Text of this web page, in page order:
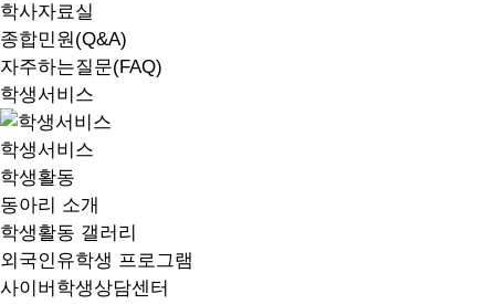
학사자료실
종합민원(Q&A)
자주하는질문(FAQ)
학생서비스
학생서비스
학생활동
동아리 소개
학생활동 갤러리
외국인유학생 프로그램
사이버학생상담센터